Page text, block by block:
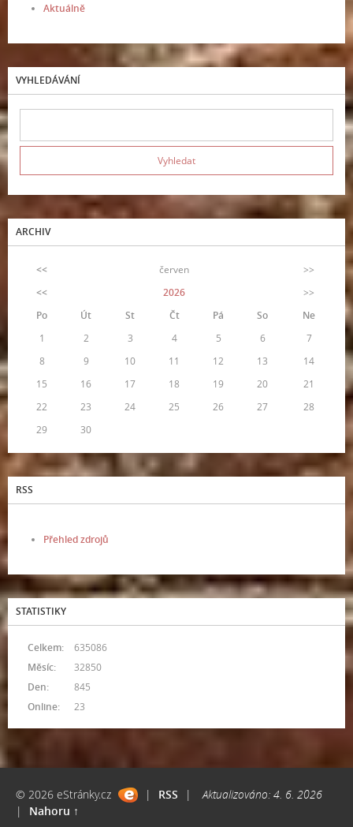
Aktuálně
VYHLEDÁVÁNÍ
ARCHIV
<< červen
>>
<<
2026
>>
Po
Út St Čt Pá So
Ne
1
2 3 4 5 6
7
8
9 10 11 12 13
14
15
16 17 18 19 20
21
22
23 24 25 26 27
28
29
30
RSS
Přehled zdrojů
STATISTIKY
Online: 23
Celkem:
635086
Měsíc:
32850
Den:
845
© 2026 eStránky.cz | RSS |
Aktualizováno: 4. 6. 2026
|
Nahoru ↑